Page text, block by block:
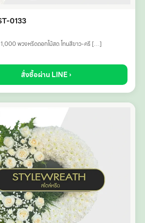
0133
พวงหรีดดอกไม้สด โทนสีขาว-ครี […]
สั่งซื้อผ่าน LINE ›